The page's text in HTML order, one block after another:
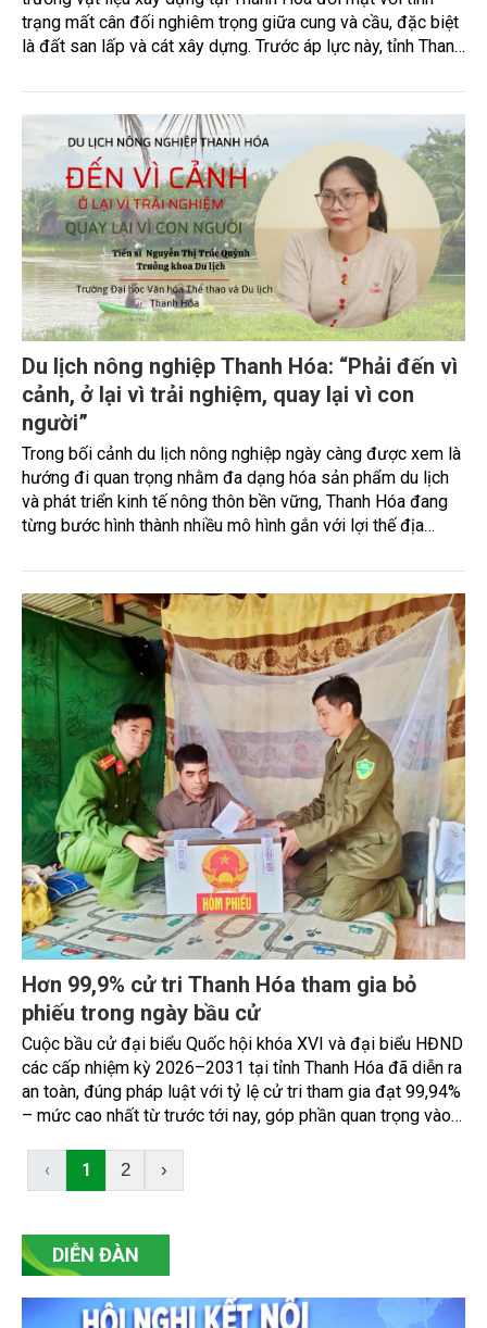
trạng mất cân đối nghiêm trọng giữa cung và cầu, đặc biệt
là đất san lấp và cát xây dựng. Trước áp lực này, tỉnh Thanh
khăn trên cơ sở Luật Địa chất và Khoáng sản sửa đổi năm
2025 (có hiệu lực từ 1/1/2026) và Nghị quyết số 66.4 NQ-
CP của Chính phủ về ban hành các cơ chế, chính sách đặc
thù nhằm tháo gỡ vướng mắc trong triển khai Luật. Những
động thái này không chỉ góp phần khơi thông nguồn cung
vật liệu mà còn tạo nền tảng pháp lý thông thoáng, hướng
tới ổn định thị trường và đảm bảo tiến độ các dự án phát
triển kinh tế - xã hội trên địa bàn.
Du lịch nông nghiệp Thanh Hóa: “Phải đến vì
cảnh, ở lại vì trải nghiệm, quay lại vì con
người”
Trong bối cảnh du lịch nông nghiệp ngày càng được xem là
hướng đi quan trọng nhằm đa dạng hóa sản phẩm du lịch
và phát triển kinh tế nông thôn bền vững, Thanh Hóa đang
từng bước hình thành nhiều mô hình gắn với lợi thế địa
có cuộc trao đổi với TS. Nguyễn Thị Trúc Quỳnh, Trưởng
khoa Du lịch, Trường Đại học Văn hóa, Thể thao và Du lịch
Thanh Hóa về thực trạng, những yếu tố then chốt cũng như
định hướng phát triển du lịch nông nghiệp của tỉnh trong
thời gian tới.
Hơn 99,9% cử tri Thanh Hóa tham gia bỏ
phiếu trong ngày bầu cử
Cuộc bầu cử đại biểu Quốc hội khóa XVI và đại biểu HĐND
các cấp nhiệm kỳ 2026–2031 tại tỉnh Thanh Hóa đã diễn ra
an toàn, đúng pháp luật với tỷ lệ cử tri tham gia đạt 99,94%
– mức cao nhất từ trước tới nay, góp phần quan trọng vào
‹
1 2 ›
DIỄN ĐÀN